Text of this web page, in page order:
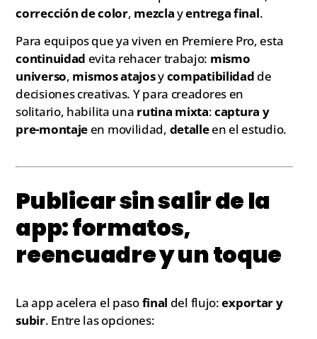
corrección de color, mezclayentrega final.
Para equipos que ya viven en Premiere Pro, esta
continuidad evita rehacer trabajo: mismo
universo, mismos atajosycompatibilidad de
decisiones creativas. Y para creadores en
solitario, habilita una rutina mixta:captura y
pre-montaje en movilidad, detalleen el estudio.
Publicar sin salir de la
app: formatos,
reencuadre y un toque
La app acelera el pasofinal del flujo:exportar y
subir. Entre las opciones: